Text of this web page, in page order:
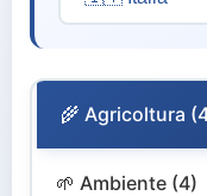
🌾 Agricoltura
🌱 Ambiente (4)